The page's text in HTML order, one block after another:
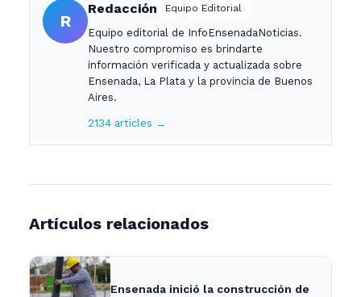
R
Redacción Equipo Editorial
Equipo editorial de InfoEnsenadaNoticias.
Nuestro compromiso es brindarte
información verificada y actualizada sobre
Ensenada, La Plata y la provincia de Buenos
Aires.
2134 articles →
Artículos relacionados
Ensenada inició la construcción de